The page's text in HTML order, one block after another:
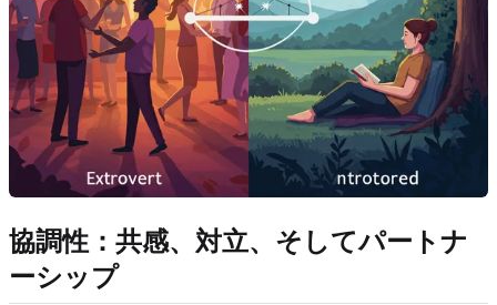
協調性：共感、対立、そしてパートナ
ーシップ